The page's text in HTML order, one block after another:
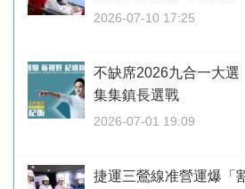
2026-07-10 17:25
不缺席2026九合一大
集集鎮長選戰
2026-07-01 19:09
捷運三鶯線准營運爆「